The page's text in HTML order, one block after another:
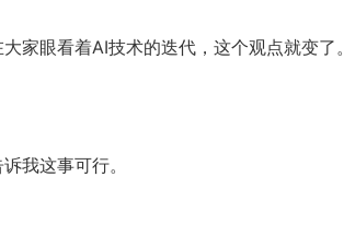
家眼看着AI技术的迭代，这个观点就变了。
我这事可行。